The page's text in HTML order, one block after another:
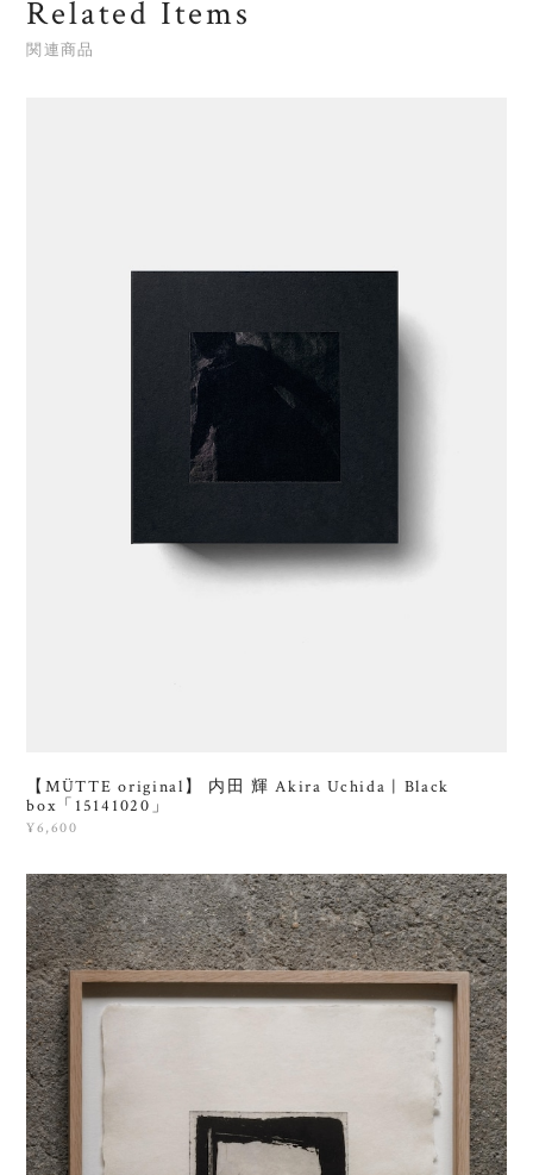
Related Items
関連商品
【MÜTTE original】 内田 輝 Akira Uchida | Black
box「15141020」
¥6,600